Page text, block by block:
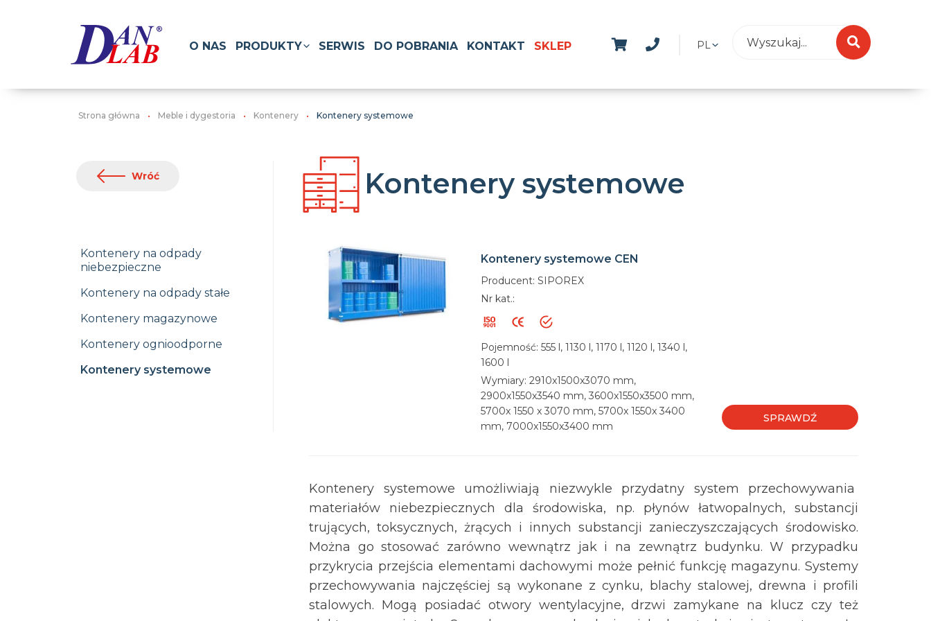
PL
O NAS PRODUKTY SERWIS DO POBRANIA KONTAKT SKLEP
Strona główna Meble i dygestoria Kontenery Kontenery systemowe
Wróć
Kontenery na odpady
niebezpieczne
Kontenery na odpady stałe
Kontenery magazynowe
Kontenery ognioodporne
Kontenery systemowe
Kontenery systemowe
Kontenery systemowe CEN
Producent: SIPOREX
Nr kat.:
Pojemność: 555 l, 1130 l, 1170 l, 1120 l, 1340 l,
1600 l
Wymiary: 2910x1500x3070 mm,
2900x1550x3540 mm, 3600x1550x3500 mm,
5700x 1550 x 3070 mm, 5700x 1550x 3400
mm, 7000x1550x3400 mm
SPRAWDŹ
Kontenery systemowe umożliwiają niezwykle przydatny system przechowywania
materiałów niebezpiecznych dla środowiska, np. płynów łatwopalnych, substancji
trujących, toksycznych, żrących i innych substancji zanieczyszczających środowisko.
Można go stosować zarówno wewnątrz jak i na zewnątrz budynku. W przypadku
przykrycia przejścia elementami dachowymi może pełnić funkcję magazynu. Systemy
przechowywania najczęściej są wykonane z cynku, blachy stalowej, drewna i profili
stalowych. Mogą posiadać otwory wentylacyjne, drzwi zamykane na klucz czy też